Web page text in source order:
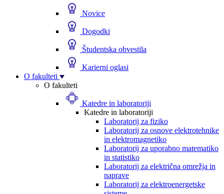
Novice
Dogodki
Študentska obvestila
Karierni oglasi
O fakulteti
O fakulteti
Katedre in laboratoriji
Katedre in laboratoriji
Laboratorij za fiziko
Laboratorij za osnove elektrotehnike
in elektromagnetiko
Laboratorij za uporabno matematiko
in statistiko
Laboratorij za električna omrežja in
naprave
Laboratorij za elektroenergetske